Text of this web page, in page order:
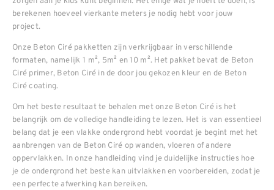
berekenen hoeveel vierkante meters je nodig hebt voor jouw
project.
Onze Beton Ciré pakketten zijn verkrijgbaar in verschillende
formaten, namelijk 1 m², 5m² en 10 m². Het pakket bevat de Beton
Ciré primer, Beton Ciré in de door jou gekozen kleur en de Beton
Ciré coating.
Om het beste resultaat te behalen met onze Beton Ciré is het
belangrijk om de volledige handleiding te lezen. Het is van essentieel
belang dat je een vlakke ondergrond hebt voordat je begint met het
aanbrengen van de Beton Ciré op wanden, vloeren of andere
oppervlakken. In onze handleiding vind je duidelijke instructies hoe
je de ondergrond het beste kan uitvlakken en voorbereiden, zodat je
een perfecte afwerking kan bereiken.